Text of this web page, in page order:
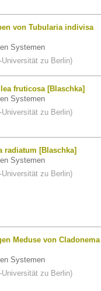
von Tubularia indivisa
Systemen
zu Berlin)
fruticosa [Blaschka]
Systemen
zu Berlin)
radiatum [Blaschka]
Systemen
zu Berlin)
Meduse von Cladonema
Systemen
zu Berlin)